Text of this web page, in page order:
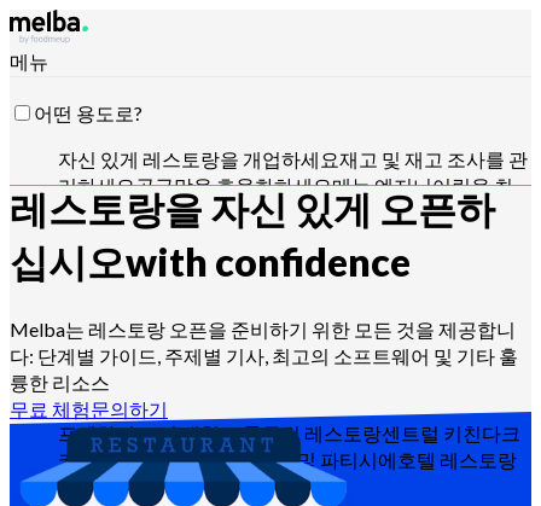
메뉴
어떤 용도로?
자신 있게 레스토랑을 개업하세요재고 및 재고 조사를 관
리하세요공급망을 효율화하세요메뉴 엔지니어링을 최
적화하세요식재료 원가를 절감하세요
식품 생산 일정을
하고 매출을 분석하세요 Claude, ChatGPT 또는 API로 제
누구를 위해?
프랜차이즈 및 대형 그룹독립 레스토랑센트럴 키친다크
키친케이터링 업체베이커리 및 파티시에 호텔 레스토랑
레스토랑을 자신 있게 오픈하
십시오with confidence
Melba는 레스토랑 오픈을 준비하기 위한 모든 것을 제공합니
다: 단계별 가이드, 주제별 기사, 최고의 소프트웨어 및 기타 훌
륭한 리소스
무료 체험문의하기